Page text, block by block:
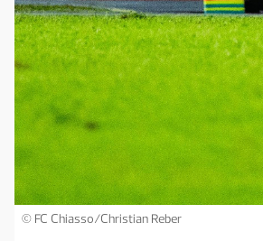
© FC Chiasso/Christian Reber